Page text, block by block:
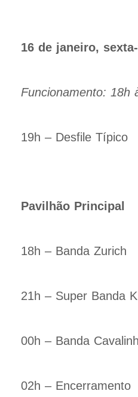
16 de janeiro,
Funcionamento: 18h
19h – Desfile Típico
Pavilhão Principal
18h – Banda Zurich
21h – Super Banda
00h – Banda
02h – Encerramento